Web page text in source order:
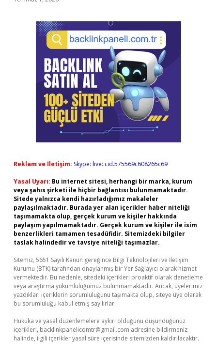
Reklam ve İletişim: Skype: live:.cid.575569c608265c69
Yasal Uyarı: Bu internet sitesi, herhangi bir marka, kurum
veya şahıs şirketi ile hiçbir bağlantısı bulunmamaktadır.
Sitede yalnızca kendi hazırladığımız makaleler
paylaşılmaktadır. Burada yer alan içerikler haber niteliği
taşımamakta olup, gerçek kurum ve kişiler hakkında
paylaşım yapılmamaktadır. Gerçek kurum ve kişiler ile isim
benzerlikleri tamamen tesadüfidir. Sitemizdeki bilgiler
taslak halindedir ve tavsiye niteliği taşımazlar.
Sitemiz, 5651 Sayılı Kanun gereğince Bilgi Teknolojileri ve İletişim
Kurumu (BTK) tarafından onaylanmış bir Yer Sağlayıcı olarak hizmet
vermektedir. Bu nedenle, sitedeki içerikleri proaktif olarak denetleme
veya araştırma yükümlülüğümüz bulunmamaktadır. Ancak, üyelerimiz
yazdıkları içeriklerin sorumluluğunu taşımakta olup, siteye üye olarak
bu sorumluluğu kabul etmiş sayılırlar.
Hukuka ve yasal düzenlemelere aykırı olduğunu düşündüğünüz
içerikleri, backlinkpanelicomtr@gmail.com adresine bildirmeniz
halinde, ilgili içerikler yasal süre içerisinde sitemizden kaldırılacaktır.